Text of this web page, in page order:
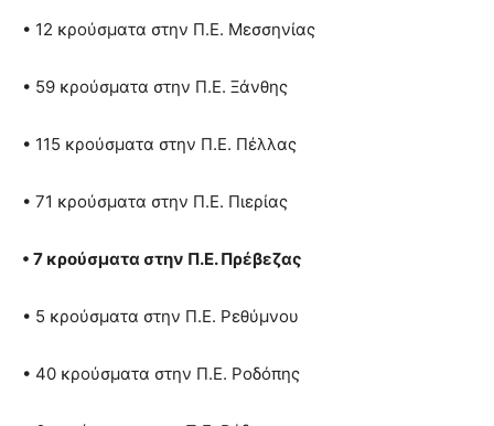
• 12 κρούσματα στην Π.Ε. Μεσσηνίας
• 59 κρούσματα στην Π.Ε. Ξάνθης
• 115 κρούσματα στην Π.Ε. Πέλλας
• 71 κρούσματα στην Π.Ε. Πιερίας
• 7 κρούσματα στην Π.Ε. Πρέβεζας
• 5 κρούσματα στην Π.Ε. Ρεθύμνου
• 40 κρούσματα στην Π.Ε. Ροδόπης